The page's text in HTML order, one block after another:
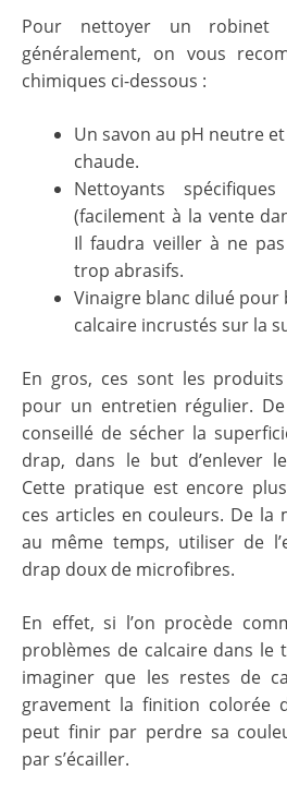
Pour nettoyer un robinet
généralement, on vous
chimiques ci-dessous :
Un savon au pH neutre et
chaude.
Nettoyants
(facilement à la vente
Il faudra veiller à ne
trop abrasifs.
Vinaigre blanc dilué pour
calcaire incrustés sur la
En gros, ces sont les
pour un entretien régulier.
conseillé de sécher la
drap, dans le but d’enlever
Cette pratique est encore
ces articles en couleurs. De la
au même temps, utiliser de
drap doux de microfibres.
En effet, si l’on procède
problèmes de calcaire dans le
imaginer que les restes de
gravement la finition colorée
peut finir par perdre sa
par s’écailler.